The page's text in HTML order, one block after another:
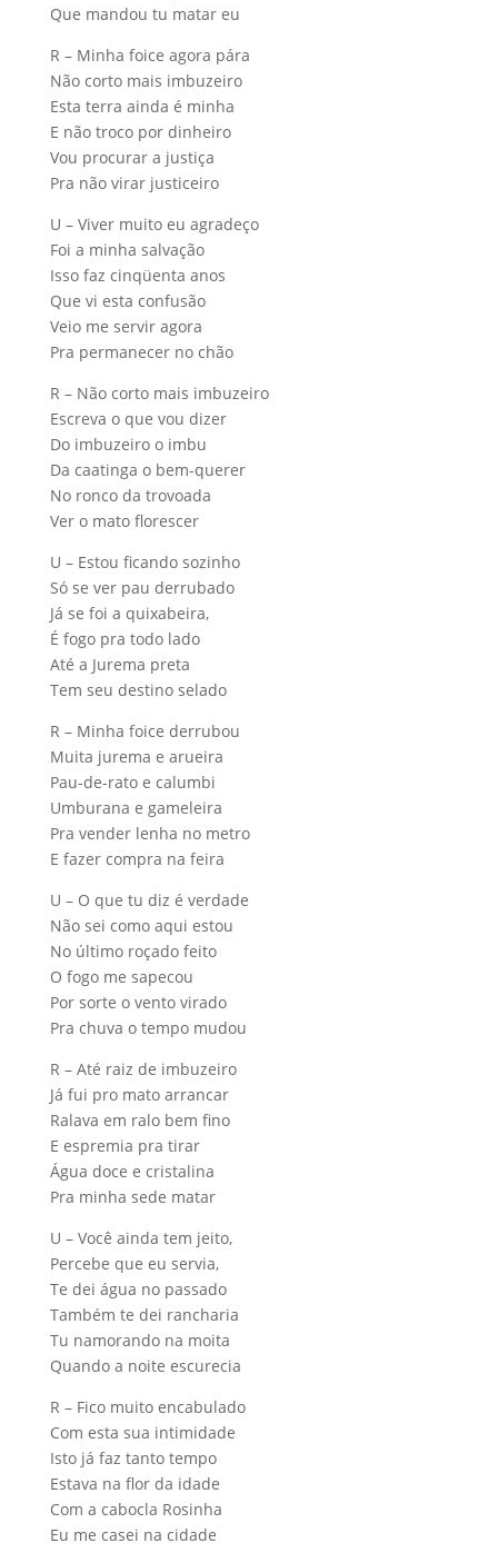
Que mandou tu matar eu
R – Minha foice agora pára
Não corto mais imbuzeiro
Esta terra ainda é minha
E não troco por dinheiro
Vou procurar a justiça
Pra não virar justiceiro
U – Viver muito eu agradeço
Foi a minha salvação
Isso faz cinqüenta anos
Que vi esta confusão
Veio me servir agora
Pra permanecer no chão
R – Não corto mais imbuzeiro
Escreva o que vou dizer
Do imbuzeiro o imbu
Da caatinga o bem-querer
No ronco da trovoada
Ver o mato florescer
U – Estou ficando sozinho
Só se ver pau derrubado
Já se foi a quixabeira,
É fogo pra todo lado
Até a Jurema preta
Tem seu destino selado
R – Minha foice derrubou
Muita jurema e arueira
Pau-de-rato e calumbi
Umburana e gameleira
Pra vender lenha no metro
E fazer compra na feira
U – O que tu diz é verdade
Não sei como aqui estou
No último roçado feito
O fogo me sapecou
Por sorte o vento virado
Pra chuva o tempo mudou
R – Até raiz de imbuzeiro
Já fui pro mato arrancar
Ralava em ralo bem fino
E espremia pra tirar
Água doce e cristalina
Pra minha sede matar
U – Você ainda tem jeito,
Percebe que eu servia,
Te dei água no passado
Também te dei rancharia
Tu namorando na moita
Quando a noite escurecia
R – Fico muito encabulado
Com esta sua intimidade
Isto já faz tanto tempo
Estava na flor da idade
Com a cabocla Rosinha
Eu me casei na cidade